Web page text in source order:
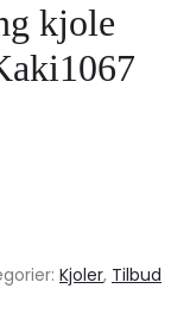
kjole
Kjoler, Tilbud